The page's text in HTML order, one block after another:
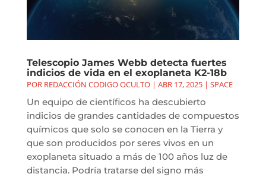
Telescopio James Webb detecta fuertes
indicios de vida en el exoplaneta K2-18b
POR REDACCIÓN CODIGO OCULTO| ABR 17, 2025| SPACE
Un equipo de científicos ha descubierto
indicios de grandes cantidades de compuestos
químicos que solo se conocen en la Tierra y
que son producidos por seres vivos en un
exoplaneta situado a más de 100 años luz de
distancia. Podría tratarse del signo más